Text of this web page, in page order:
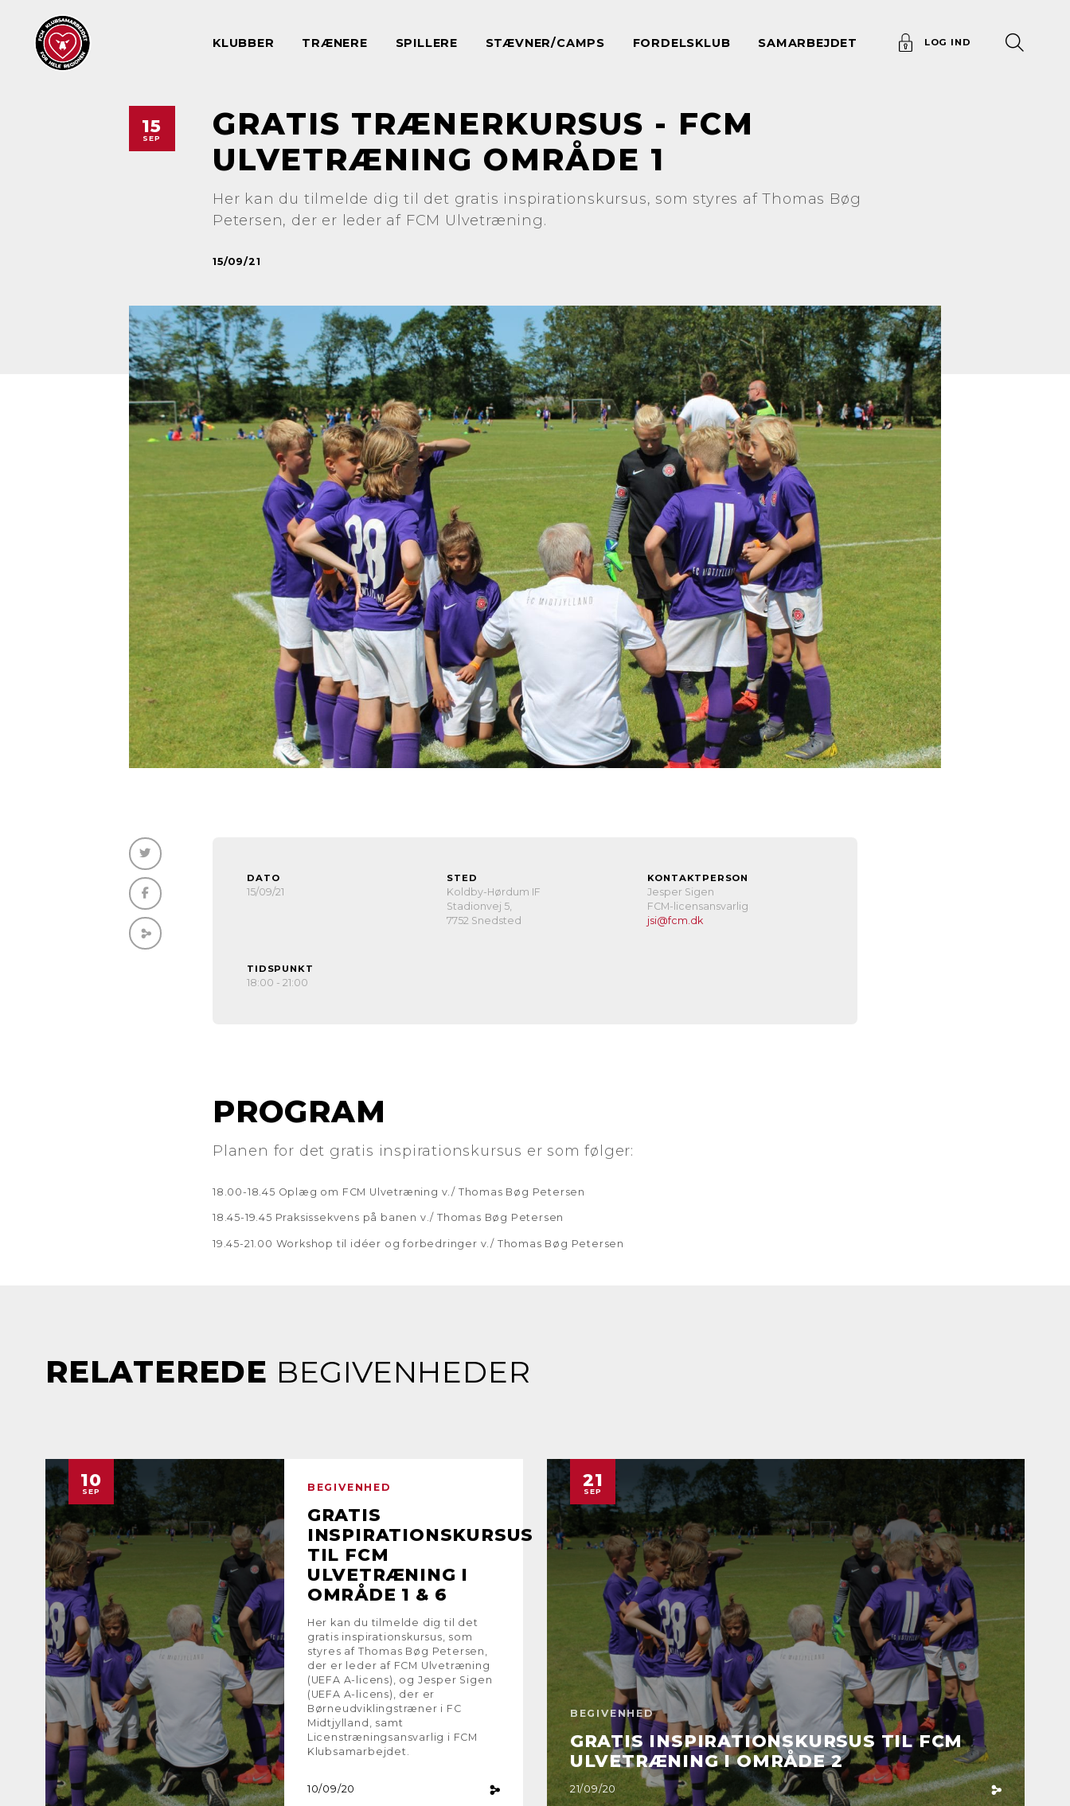
KLUBBER TRÆNERE SPILLERE STÆVNER/CAMPS FORDELSKLUB SAMARBEJDET LOG IND
15
SEP
GRATIS TRÆNERKURSUS - FCM
ULVETRÆNING OMRÅDE 1
Her kan du tilmelde dig til det gratis inspirationskursus, som styres af Thomas Bøg
Petersen, der er leder af FCM Ulvetræning.
15/09/21
DATO
15/09/21
STED
Koldby-Hørdum IF
Stadionvej 5,
7752 Snedsted
KONTAKTPERSON
Jesper Sigen
FCM-licensansvarlig
jsi@fcm.dk
TIDSPUNKT
18:00 - 21:00
PROGRAM
Planen for det gratis inspirationskursus er som følger:
18.00-18.45 Oplæg om FCM Ulvetræning v./ Thomas Bøg Petersen
18.45-19.45 Praksissekvens på banen v./ Thomas Bøg Petersen
19.45-21.00 Workshop til idéer og forbedringer v./ Thomas Bøg Petersen
RELATEREDE BEGIVENHEDER
10
SEP BEGIVENHED
GRATIS
INSPIRATIONSKURSUS
TIL FCM
ULVETRÆNING I
OMRÅDE 1 & 6
Her kan du tilmelde dig til det
gratis inspirationskursus, som
styres af Thomas Bøg Petersen,
der er leder af FCM Ulvetræning
(UEFA A-licens), og Jesper Sigen
(UEFA A-licens), der er
Børneudviklingstræner i FC
Midtjylland, samt
Licenstræningsansvarlig i FCM
Klubsamarbejdet.
10/09/20
21
SEP
BEGIVENHED
GRATIS INSPIRATIONSKURSUS TIL FCM
ULVETRÆNING I OMRÅDE 2
21/09/20